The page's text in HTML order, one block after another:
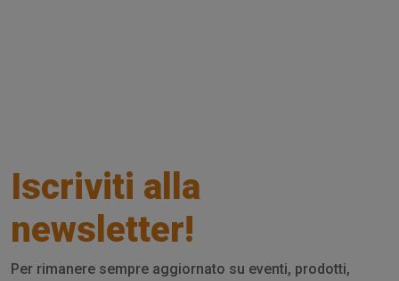
Iscriviti alla
newsletter!
Per rimanere sempre aggiornato su eventi, prodotti,